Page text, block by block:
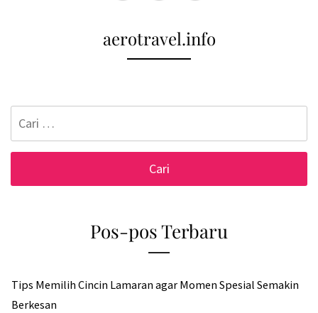
aerotravel.info
Pos-pos Terbaru
Tips Memilih Cincin Lamaran agar Momen Spesial Semakin
Berkesan